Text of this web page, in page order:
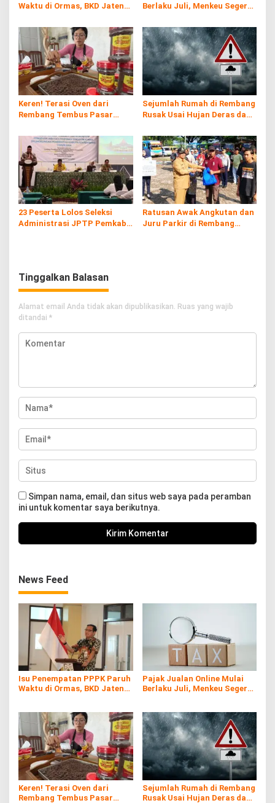
Waktu di Ormas, BKD Jateng
Berlaku Juli, Menkeu Segera
Pemungut
Keren! Terasi Oven dari
Rembang Tembus Pasar
Sejumlah Rumah di Rembang
Rusak Usai Hujan Deras dan
23 Peserta Lolos Seleksi
Administrasi JPTP Pemkab
Ratusan Awak Angkutan dan
Juru Parkir di Rembang
Tinggalkan Balasan
Alamat email Anda tidak akan dipublikasikan. Ruas yang wajib
ditandai *
Simpan nama, email, dan situs web saya pada peramban
ini untuk komentar saya berikutnya.
News Feed
Isu Penempatan PPPK Paruh
Waktu di Ormas, BKD Jateng
Pajak Jualan Online Mulai
Berlaku Juli, Menkeu Segera
Keren! Terasi Oven dari
Rembang Tembus Pasar
Sejumlah Rumah di Rembang
Rusak Usai Hujan Deras dan